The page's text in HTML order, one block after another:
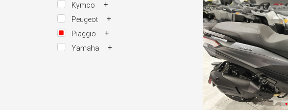
+
Kymco
+
Peugeot
+
Piaggio
+
Yamaha